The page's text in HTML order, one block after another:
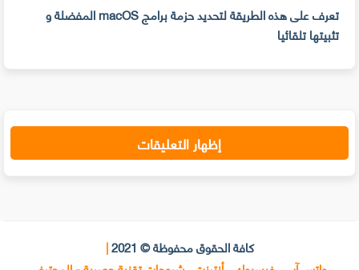
تعرف على هذه الطريقة لتحديد حزمة برامج macOS المفضلة و
تثبيتها تلقائيا
إظهار التعليقات
كافة الحقوق محفوظة © 2021 |